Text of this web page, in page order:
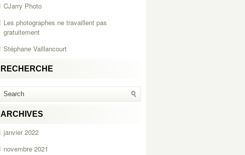
CJarry Photo
Les photographes ne travaillent pas
gratuitement
Stéphane Vaillancourt
RECHERCHE
ARCHIVES
janvier 2022
novembre 2021